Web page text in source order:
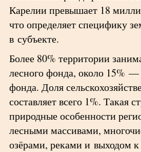
Карелии превышает 18
что определяет специфику
в субъекте.
Более 80% территории
лесного фонда, около 15% —
фонда. Доля
составляет всего 1%. Такая
природные особенности
лесными массивами,
озёрами, реками и выходом